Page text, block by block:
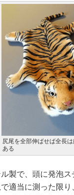
尻尾を全部伸ばせば全長
ある
製で、頭に発泡ス
適当に測った限り